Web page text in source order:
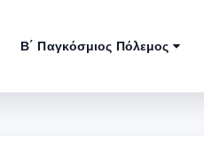
Β΄ Παγκόσμιος Πόλεμος